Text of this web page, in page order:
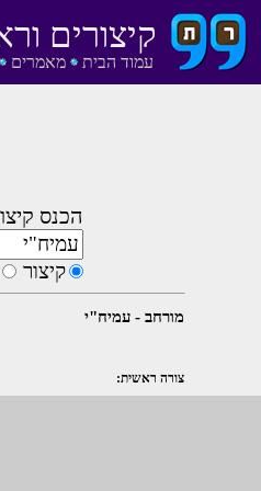
עמוד הבית מאמרים
קיצורים
הכנס
קיצור
מורחב - עמיח"י
צורה ראשית: